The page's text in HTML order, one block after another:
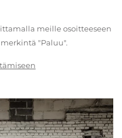
meille osoitteeseen
"Paluu".